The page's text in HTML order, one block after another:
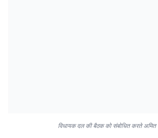
विधायक दल की बैठक को संबोधित करते अमित